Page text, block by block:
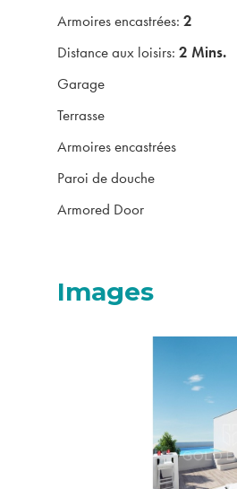
Armoires encastrées: 2
Distance aux loisirs: 2 Mins.
Garage
Terrasse
Armoires encastrées
Paroi de douche
Armored Door
Images